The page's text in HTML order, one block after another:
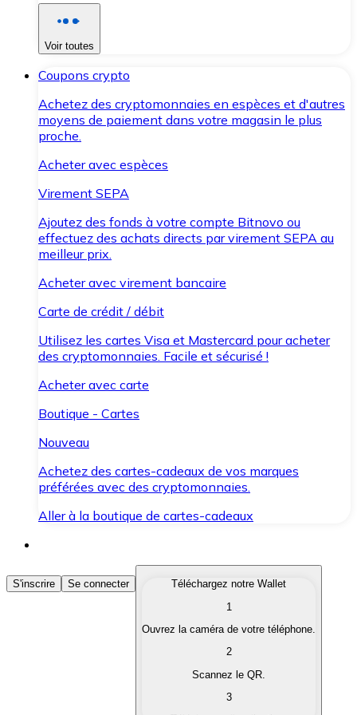
Voir toutes
Coupons crypto
Achetez des cryptomonnaies en espèces et d'autres
moyens de paiement dans votre magasin le plus
proche.
Acheter avec espèces
Virement SEPA
Ajoutez des fonds à votre compte Bitnovo ou
effectuez des achats directs par virement SEPA au
meilleur prix.
Acheter avec virement bancaire
Carte de crédit / débit
Utilisez les cartes Visa et Mastercard pour acheter
des cryptomonnaies. Facile et sécurisé !
Acheter avec carte
Boutique - Cartes
Nouveau
Achetez des cartes-cadeaux de vos marques
préférées avec des cryptomonnaies.
Aller à la boutique de cartes-cadeaux
Acheter des Cryptomonnaies
Achetez les cryptomonnaies qui vous intéressent
Convertissez vos cryptomonnaies en monnaie
S'inscrire Se connecter
Téléchargez notre Wallet
1
Ouvrez la caméra de votre téléphone.
2
Scannez le QR.
3